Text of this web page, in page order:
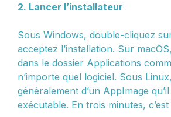
2. Lancer l’installateur
Sous Windows, double-cliquez
acceptez l’installation. Sur
dans le dossier Applications
n’importe quel logiciel. Sous
généralement d’un AppImage
exécutable. En trois minutes, c’est